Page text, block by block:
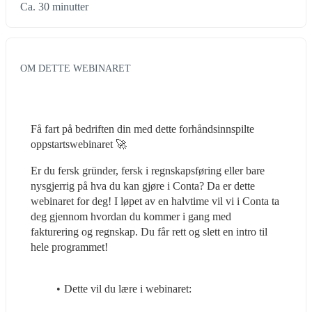
Ca. 30 minutter
OM DETTE WEBINARET
Få fart på bedriften din med dette forhåndsinnspilte
oppstartswebinaret 🚀
Er du fersk gründer, fersk i regnskapsføring eller bare
nysgjerrig på hva du kan gjøre i Conta? Da er dette
webinaret for deg! I løpet av en halvtime vil vi i Conta ta
deg gjennom hvordan du kommer i gang med
fakturering og regnskap. Du får rett og slett en intro til
hele programmet!
Dette vil du lære i webinaret: